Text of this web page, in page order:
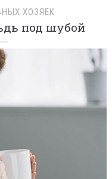
ХОЗЯЕК
под шубой